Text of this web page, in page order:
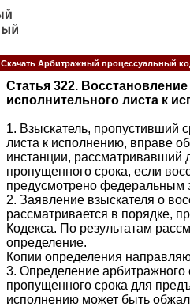
Скачать Арбитражный процессуальный
Статья 322.
исполнительного листа к
1. Взыскатель, пропустивший
листа к исполнению, вправе
инстанции, рассматривавший
пропущенного срока, если
предусмотрено федеральным
2. Заявление взыскателя о
рассматривается в порядке,
Кодекса. По результатам
определение.
Копии определения
3. Определение арбитражного
пропущенного срока для
исполнению может быть